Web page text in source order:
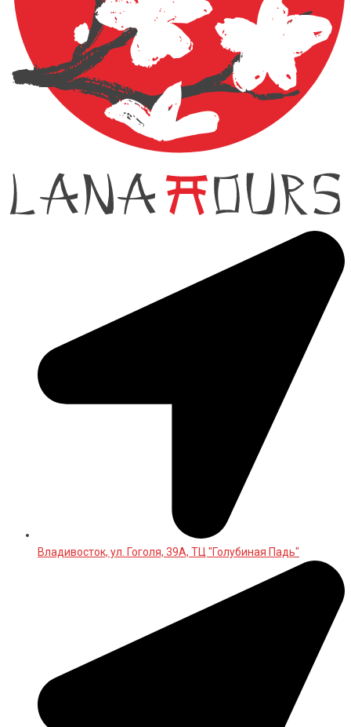
Владивосток, ул. Гоголя, 39А, ТЦ "Голубиная Падь"